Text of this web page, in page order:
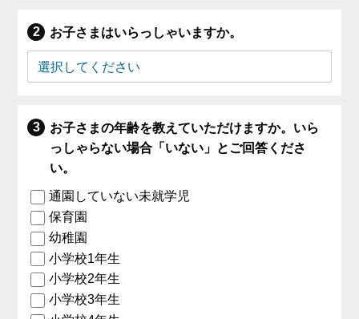
お子さまはいらっしゃいますか。
お子さまの年齢を教えていただけますか。いら
っしゃらない場合「いない」とご回答くださ
い。
通園していない未就学児
保育園
幼稚園
小学校1年生
小学校2年生
小学校3年生